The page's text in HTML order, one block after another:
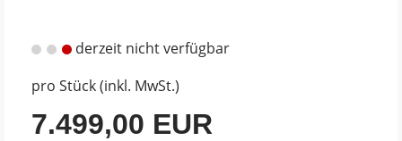
derzeit nicht verfügbar
pro Stück (inkl. MwSt.)
7.499,00 EUR